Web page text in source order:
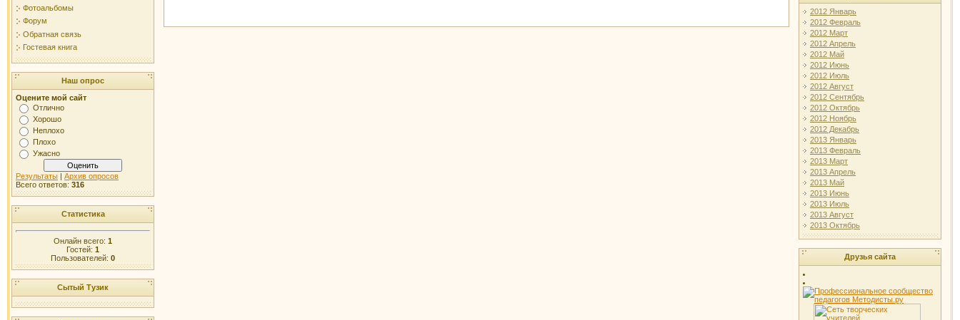
Фотоальбомы
Форум
Обратная связь
Гостевая книга
Наш опрос
Оцените мой сайт
Отлично
Хорошо
Неплохо
Плохо
Ужасно
Результаты | Архив опросов
Всего ответов: 316
Статистика
Онлайн всего: 1
Гостей: 1
Пользователей: 0
Сытый Тузик
2012 Январь
2012 Февраль
2012 Март
2012 Апрель
2012 Май
2012 Июнь
2012 Июль
2012 Август
2012 Сентябрь
2012 Октябрь
2012 Ноябрь
2012 Декабрь
2013 Январь
2013 Февраль
2013 Март
2013 Апрель
2013 Май
2013 Июнь
2013 Июль
2013 Август
2013 Октябрь
Друзья сайта